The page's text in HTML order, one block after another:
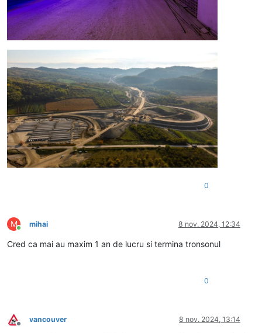
0
M
Conectat
mihai 8 nov. 2024, 12:34
Cred ca mai au maxim 1 an de lucru si termina tronsonul
0
Deconectat
vancouver 8 nov. 2024, 13:14